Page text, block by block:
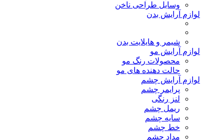
وسایل طراحی ناخن
لوازم آرایش بدن
شیمر و هایلایت بدن
لوازم آرایش مو
محصولات رنگ مو
حالت دهنده های مو
لوازم آرایش چشم
پرایمر چشم
لنز رنگی
ریمل چشم
سایه چشم
خط چشم
مداد چشم